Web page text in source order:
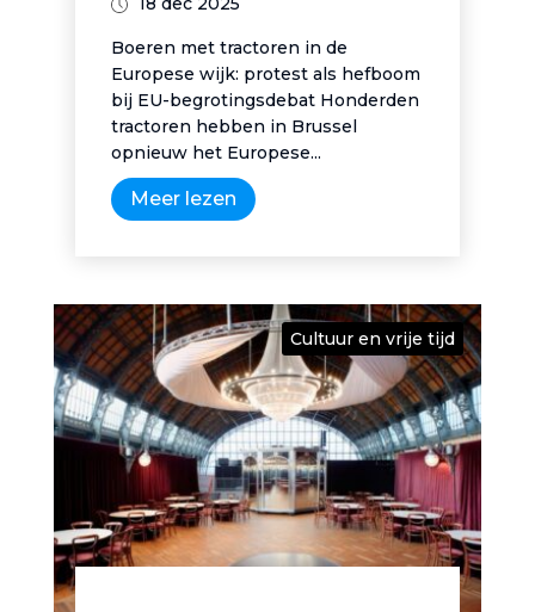
Boeren met tractoren in de
Europese wijk: protest als hefboom
bij EU-begrotingsdebat Honderden
tractoren hebben in Brussel
opnieuw het Europese...
Meer lezen
Cultuur en vrije tijd